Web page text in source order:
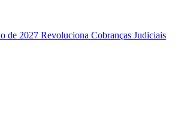
de 2027 Revoluciona Cobranças Judiciais